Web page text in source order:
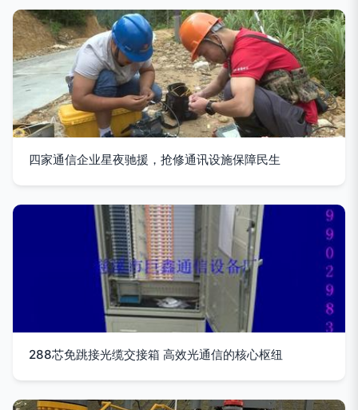
四家通信企业星夜驰援，抢修通讯设施保障民生
288芯免跳接光缆交接箱 高效光通信的核心枢纽